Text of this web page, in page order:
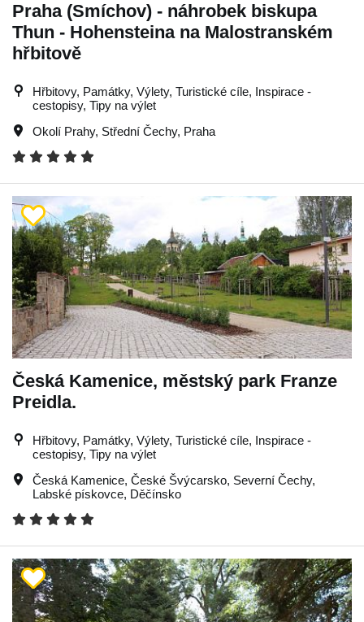
Praha (Smíchov) - náhrobek biskupa
Thun - Hohensteina na Malostranském
hřbitově
Hřbitovy, Památky, Výlety, Turistické cíle, Inspirace -
cestopisy, Tipy na výlet
Okolí Prahy, Střední Čechy, Praha
Česká Kamenice, městský park Franze
Preidla.
Hřbitovy, Památky, Výlety, Turistické cíle, Inspirace -
cestopisy, Tipy na výlet
Česká Kamenice, České Švýcarsko, Severní Čechy,
Labské pískovce, Děčínsko